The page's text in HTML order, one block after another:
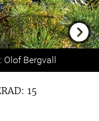
Olof Bergvall
15